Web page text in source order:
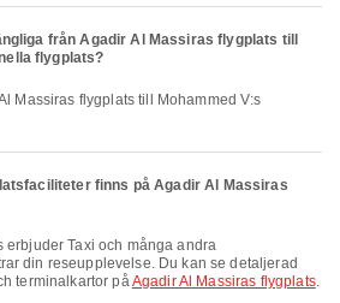
från Agadir Al Massiras flygplats till
flygplats?
finns på Agadir Al Massiras
din reseupplevelse. Du kan se detaljerad
terminalkartor påAgadir Al Massiras flygplats.